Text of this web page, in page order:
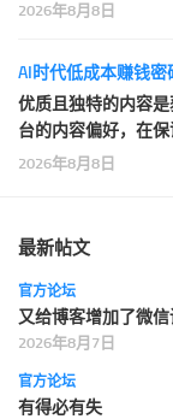
2026年8月8日
AI时代低成本赚钱
优质且独特的内容
台的内容偏好，在
2026年8月8日
最新帖文
官方论坛
又给博客增加了微
2026年8月7日
官方论坛
有得必有失